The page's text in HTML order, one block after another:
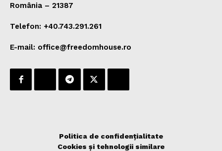
România – 21387
Telefon: +40.743.291.261
E-mail: office@freedomhouse.ro
Politica de confidențialitate
Cookies și tehnologii similare